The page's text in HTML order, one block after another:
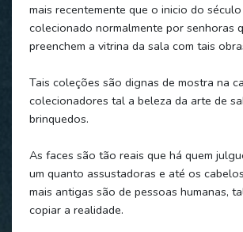
mais recentemente que o inicio do século
colecionado normalmente por senhoras
preenchem a vitrina da sala com tais
Tais coleções são dignas de mostra na
colecionadores tal a beleza da arte de
brinquedos.
As faces são tão reais que há quem
um quanto assustadoras e até os
mais antigas são de pessoas humanas,
copiar a realidade.